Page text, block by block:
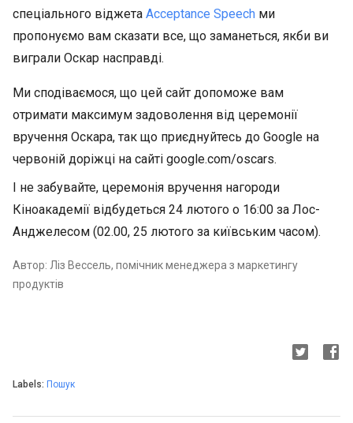
спеціального віджета Acceptance Speech ми
пропонуємо вам сказати все, що заманеться, якби ви
виграли Оскар насправді.
Ми сподіваємося, що цей сайт допоможе вам
отримати максимум задоволення від церемонії
вручення Оскара, так що приєднуйтесь до Google на
червоній доріжці на сайті google.com/oscars.
І не забувайте, церемонія вручення нагороди
Кіноакадемії відбудеться 24 лютого о 16:00 за Лос-
Анджелесом (02.00, 25 лютого за київським часом).
Автор: Ліз Вессель, помічник менеджера з маркетингу
продуктів
Labels: Пошук